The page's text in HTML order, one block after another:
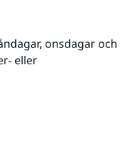
onsdagar och
eller